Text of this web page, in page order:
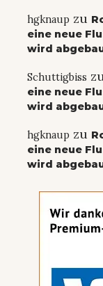
hgknaup zu
eine neue
wird
Schuttigbiss
eine neue
wird
hgknaup zu
eine neue
wird